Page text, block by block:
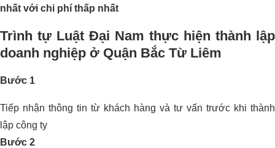
nhất với chi phí thấp nhất
Trình tự Luật Đại Nam thực hiện thành lập
doanh nghiệp ở Quận Bắc Từ Liêm
Bước 1
Tiếp nhận thông tin từ khách hàng và tư vấn trước khi thành
lập công ty
Bước 2